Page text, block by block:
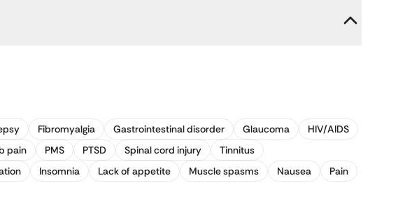
Fibromyalgia Gastrointestinal disorder Glaucoma
HIV/AIDS
pain PMS PTSD Spinal cord injury
Tinnitus
Insomnia Lack of appetite Muscle spasms Nausea
Pain